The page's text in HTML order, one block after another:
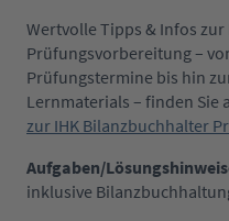
Wertvolle Tipps & Infos
Prüfungsvorbereitung –
Prüfungstermine bis hin
Lernmaterials – finden Sie
zur IHK Bilanzbuchhalter
Aufgaben/
inklusive